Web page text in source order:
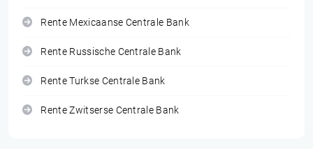
Rente Mexicaanse Centrale Bank
Rente Russische Centrale Bank
Rente Turkse Centrale Bank
Rente Zwitserse Centrale Bank